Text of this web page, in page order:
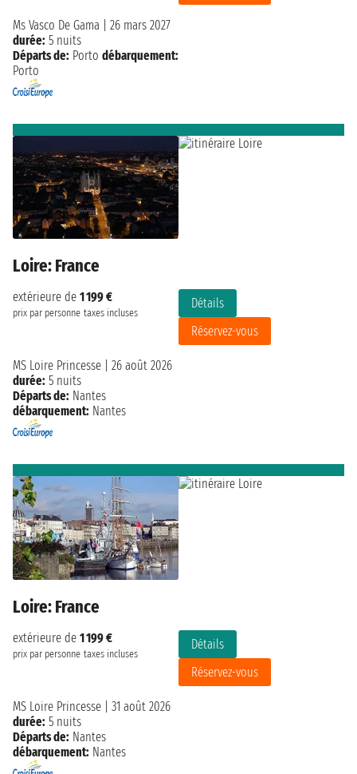
Ms Vasco De Gama
26 mars 2027
durée: 5 nuits
Départs de: Porto débarquement:
Porto
Loire: France
extérieure de 1 199 €
prix par personne taxes incluses
Détails
Réservez-vous
MS Loire Princesse
26 août 2026
durée: 5 nuits
Départs de: Nantes
débarquement: Nantes
Loire: France
extérieure de 1 199 €
prix par personne taxes incluses
Détails
Réservez-vous
MS Loire Princesse
31 août 2026
durée: 5 nuits
Départs de: Nantes
débarquement: Nantes